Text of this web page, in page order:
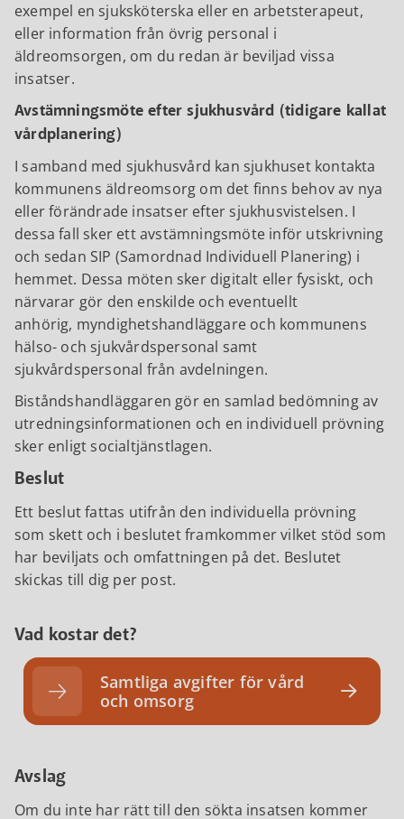
exempel en sjuksköterska eller en arbetsterapeut,
eller information från övrig personal i
äldreomsorgen, om du redan är beviljad vissa
insatser.
Avstämningsmöte efter sjukhusvård (tidigare kallat
vårdplanering)
I samband med sjukhusvård kan sjukhuset kontakta
kommunens äldreomsorg om det finns behov av nya
eller förändrade insatser efter sjukhusvistelsen. I
dessa fall sker ett avstämningsmöte inför utskrivning
och sedan SIP (Samordnad Individuell Planering) i
hemmet. Dessa möten sker digitalt eller fysiskt, och
närvarar gör den enskilde och eventuellt
anhörig, myndighetshandläggare och kommunens
hälso- och sjukvårdspersonal samt
sjukvårdspersonal från avdelningen.
Biståndshandläggaren gör en samlad bedömning av
utredningsinformationen och en individuell prövning
sker enligt socialtjänstlagen.
Beslut
Ett beslut fattas utifrån den individuella prövning
som skett och i beslutet framkommer vilket stöd som
har beviljats och omfattningen på det. Beslutet
skickas till dig per post.
Vad kostar det?
Samtliga avgifter för vård
och omsorg
Avslag
Om du inte har rätt till den sökta insatsen kommer